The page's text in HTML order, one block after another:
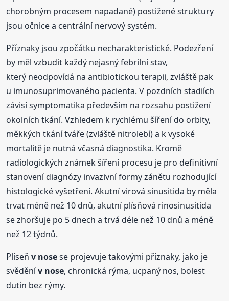
chorobným procesem napadané) postižené struktury
jsou očnice a centrální nervový systém.
Příznaky jsou zpočátku necharakteristické. Podezření
by měl vzbudit každý nejasný febrilní stav,
který neodpovídá na antibiotickou terapii, zvláště pak
u imunosuprimovaného pacienta. V pozdních stadiích
závisí symptomatika především na rozsahu postižení
okolních tkání. Vzhledem k rychlému šíření do orbity,
měkkých tkání tváře (zvláště nitrolebí) a k vysoké
mortalitě je nutná včasná diagnostika. Kromě
radiologických známek šíření procesu je pro definitivní
stanovení diagnózy invazivní formy zánětu rozhodující
histologické vyšetření. Akutní virová sinusitida by měla
trvat méně než 10 dnů, akutní plísňová rinosinusitida
se zhoršuje po 5 dnech a trvá déle než 10 dnů a méně
než 12 týdnů.
Plíseňv nosese projevuje takovými příznaky, jako je
svěděnív nose, chronická rýma, ucpaný nos, bolest
dutin bez rýmy.